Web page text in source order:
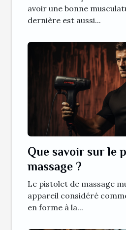
avoir une bonne
dernière est aussi...
Que savoir sur le
massage ?
Le pistolet de massage
appareil considéré
en forme à la...